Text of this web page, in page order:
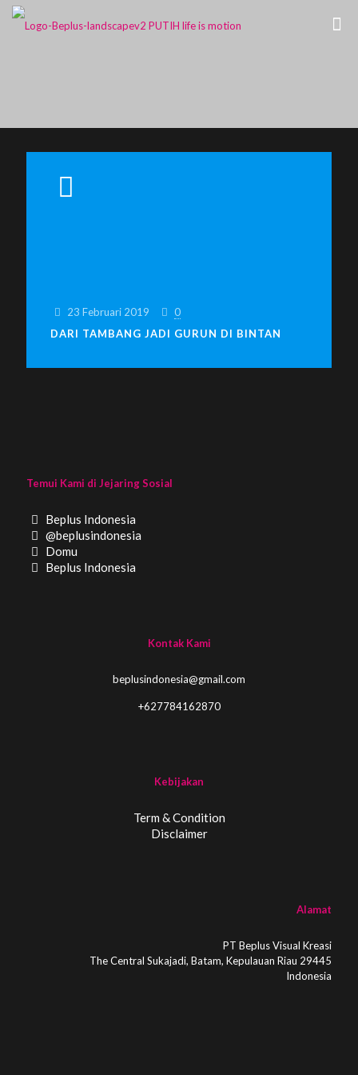
23 Februari 2019
0
DARI TAMBANG JADI GURUN DI BINTAN
Temui Kami di Jejaring Sosial
Beplus Indonesia
@beplusindonesia
Domu
Beplus Indonesia
Kontak Kami
beplusindonesia@gmail.com
+627784162870
Kebijakan
Term & Condition
Disclaimer
Alamat
PT Beplus Visual Kreasi
The Central Sukajadi, Batam, Kepulauan Riau 29445
Indonesia